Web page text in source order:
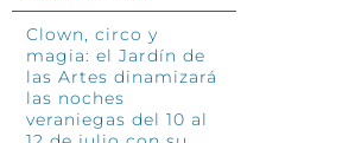
Clown, circo y
magia: el Jardín de
las Artes dinamizará
las noches
veraniegas del 10 al